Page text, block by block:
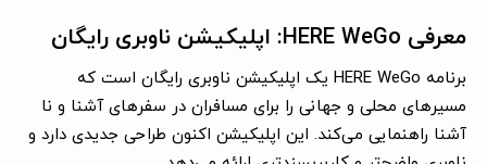
معرفی HERE WeGo: اپلیکیشن ناوبری رایگان
برنامه HERE WeGo یک اپلیکیشن ناوبری رایگان است که
مسیرهای محلی و جهانی را برای مسافران در سفرهای آشنا و نا
آشنا راهنمایی می‌کند. این اپلیکیشن اکنون طراحی جدیدی دارد و